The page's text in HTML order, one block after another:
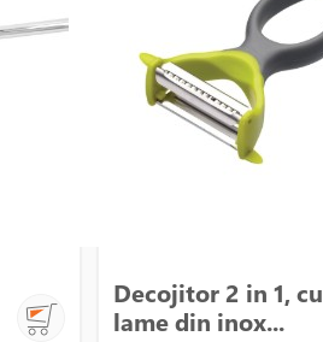
Decojitor 2 in 1, cu
lame din inox...